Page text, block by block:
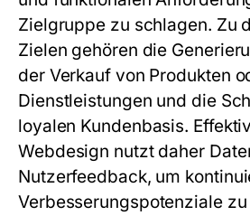
Zielgruppe zu schlagen. Zu
Zielen gehören die
der Verkauf von Produkten
Dienstleistungen und die
loyalen Kundenbasis.
Webdesign nutzt daher
Nutzerfeedback, um
Verbesserungspotenziale